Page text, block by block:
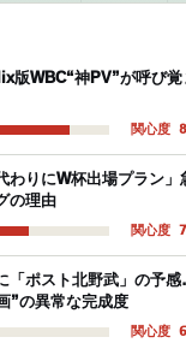
版WBC“神PV”が呼び覚
関心度
わりにW杯出場プラン」
の理由
関心度
「ポスト北野武」の予
”の異常な完成度
関心度